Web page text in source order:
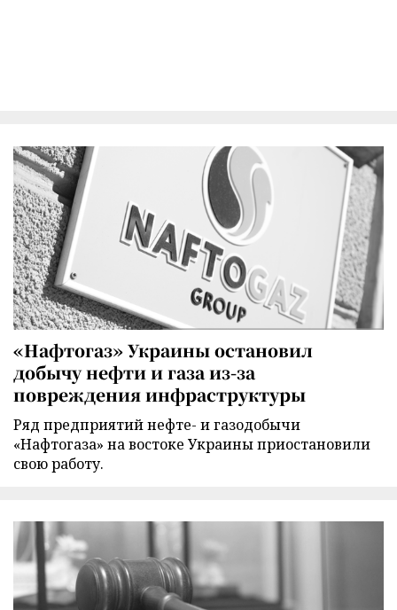
«Нафтогаз» Украины остановил
добычу нефти и газа из-за
повреждения инфраструктуры
Ряд предприятий нефте- и газодобычи
«Нафтогаза» на востоке Украины приостановили
свою работу.